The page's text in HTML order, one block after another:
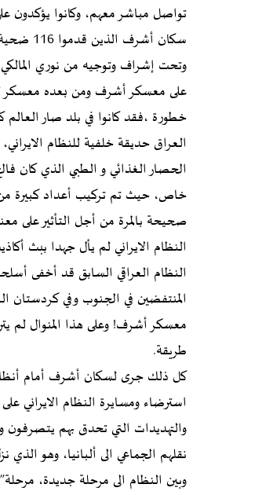
تواصل مباشر معهم، وكانوا
سكان
خطورة ،فقد كانوا في بلد صار
العراق حديقة خلفية للنظام
الحصار الغذائي و الطبي الذي
خاص، حيث تم تركيب أعداد كبيرة
صحيحة بالمرة من أجل التأثير على
النظام الايراني لم يأل جهدا ببث
النظام العراقي السابق قد أخفى
معسكر أشرف! وعلى هذا المنوال لم
طريقة.
كل ذلك جرى لسكان أشرف أمام أنظار
استرضاء ومسايرة النظام الايراني
والتهديدات التي تحدق بهم يتصرفون
نقلهم الجماعي الى ألبانيا، وهو